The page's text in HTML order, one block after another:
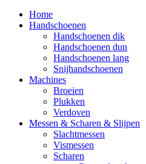
Home
Handschoenen
Handschoenen dik
Handschoenen dun
Handschoenen lang
Snijhandschoenen
Machines
Broeien
Plukken
Verdoven
Messen & Scharen & Slijpen
Slachtmessen
Vismessen
Scharen